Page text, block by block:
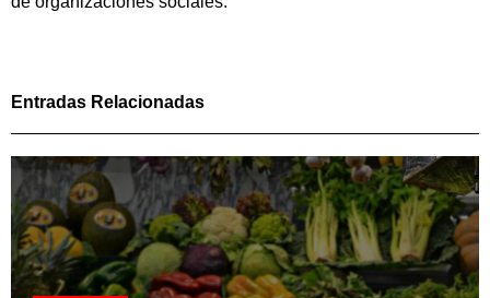
Entradas Relacionadas